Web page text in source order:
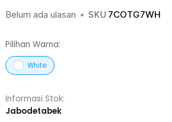
Belum ada ulasan • SKU 7COTG7WH
Pilihan Warna:
White
Informasi Stok:
Jabodetabek